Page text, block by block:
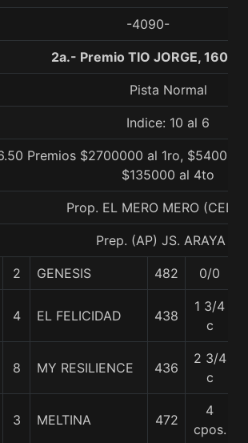
-4090-
2a.- Premio TIO JORGE, 1600
Pista Normal
Indice: 10 al 6
Premios $2700000 al 1ro,
$135000 al 4to
Prop. EL MERO MERO
Prep. (AP) JS. ARAYA B.
2 GENESIS 482 0/0
4 EL FELICIDAD 438
1 3/4
c
8 MY RESILIENCE 436
2 3/4
c
3 MELTINA 472
4
cpos.